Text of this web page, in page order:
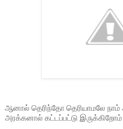
ஆனால் தெரிந்தோ தெரியாமலே
அரக்கனால் கட்டப்பட்டு